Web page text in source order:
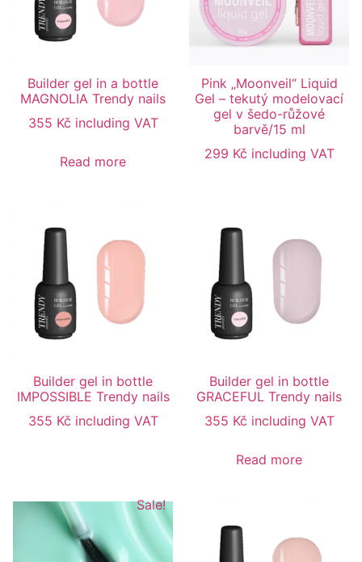
Builder gel in a bottle
MAGNOLIA Trendy nails
355 Kč including VAT
Read more
Pink „Moonveil“ Liquid
Gel – tekutý modelovací
gel v šedo-růžové
barvě/15 ml
299 Kč including VAT
Builder gel in bottle
IMPOSSIBLE Trendy nails
355 Kč including VAT
Builder gel in bottle
GRACEFUL Trendy nails
355 Kč including VAT
Read more
Sale!